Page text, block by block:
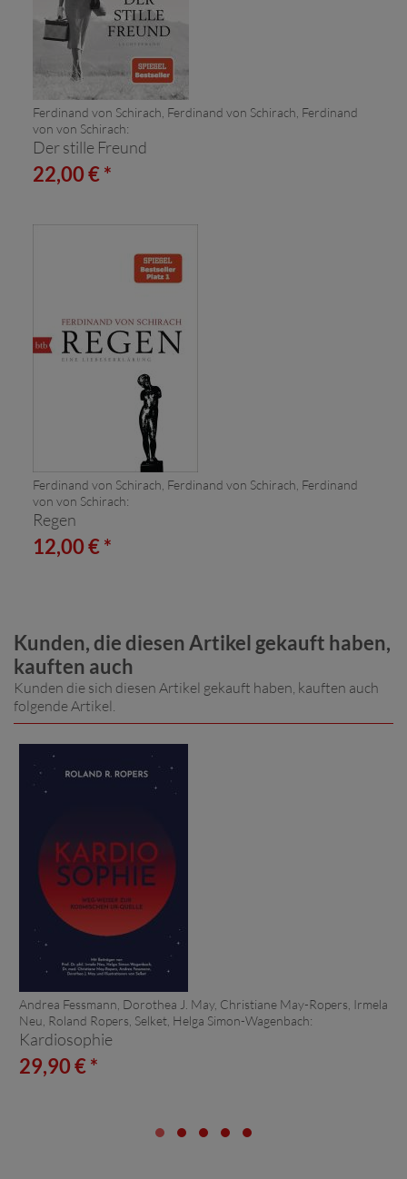
Ferdinand von Schirach, Ferdinand von Schirach, Ferdinand
von von Schirach:
Der stille Freund
22,00 € *
Ferdinand von Schirach, Ferdinand von Schirach, Ferdinand
von von Schirach:
Regen
12,00 € *
Kunden, die diesen Artikel gekauft haben,
kauften auch
Kunden die sich diesen Artikel gekauft haben, kauften auch
folgende Artikel.
Andrea Fessmann, Dorothea J. May, Christiane May-Ropers, Irmela
Neu, Roland Ropers, Selket, Helga Simon-Wagenbach:
Kardiosophie
29,90 € *